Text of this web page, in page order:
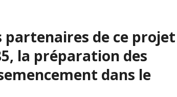
partenaires de ce projet
la préparation des
dans le